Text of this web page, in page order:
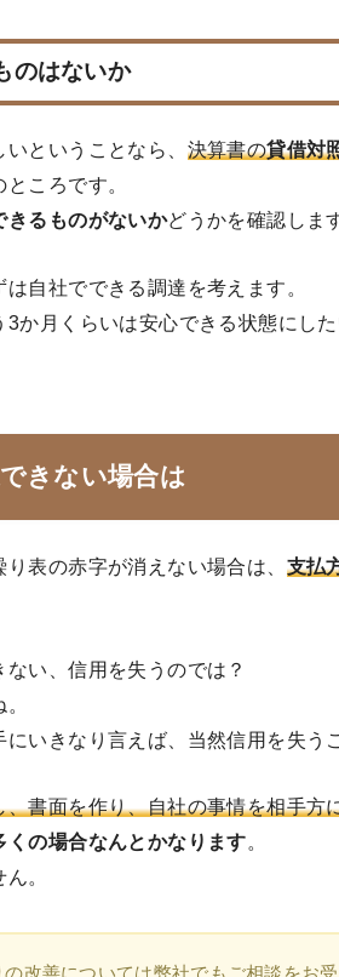
のはないか
ということなら、 決算書の貸借対
ところです。
きるものがないかどうかを確認しま
は自社でできる調達を考えます。
3か月くらいは安心できる状態にした
きない場合は
表の赤字が消えない場合は、 支払
ない、信用を失うのでは？
にいきなり言えば、当然信用を失う
、書面を作り、自社の事情を相手方
くの場合なんとかなります。
。